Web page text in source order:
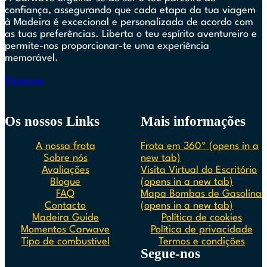
confiança, assegurando que cada etapa da tua viagem
à Madeira é excecional e personalizada de acordo com
as tuas preferências. Liberta o teu espírito aventureiro e
permite-nos proporcionar-te uma experiência
memorável.
Reservar
Os nossos Links
A nossa frota
Sobre nós
Avaliações
Blogue
FAQ
Contacto
Madeira Guide
Momentos Carwave
Tipo de combustível
Mais informações
Frota em 360º (opens in a
new tab)
Visita Virtual do Escritório
(opens in a new tab)
Mapa Bombas de Gasolina
(opens in a new tab)
Política de cookies
Política de privacidade
Termos e condições
Segue-nos